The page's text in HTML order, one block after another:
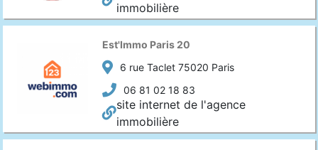
immobilière
Est'Immo Paris 20
6 rue Taclet 75020 Paris
06 81 02 18 83
site internet de l'agence
immobilière